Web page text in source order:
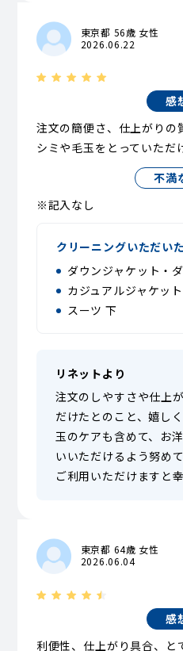
東京都 56歳 女性
2026.06.22
感
注文の簡便さ、仕上がりの
シミや毛玉をとっていただ
不満
※記入なし
クリーニングいただい
ダウンジャケット・
カジュアルジャケット
スーツ 下
リネットより
注文のしやすさや仕上
だけたとのこと、嬉し
玉のケアも含めて、お
いいただけるよう努め
ご利用いただけますと幸
東京都 64歳 女性
2026.06.04
感
利便性、仕上がり具合、と